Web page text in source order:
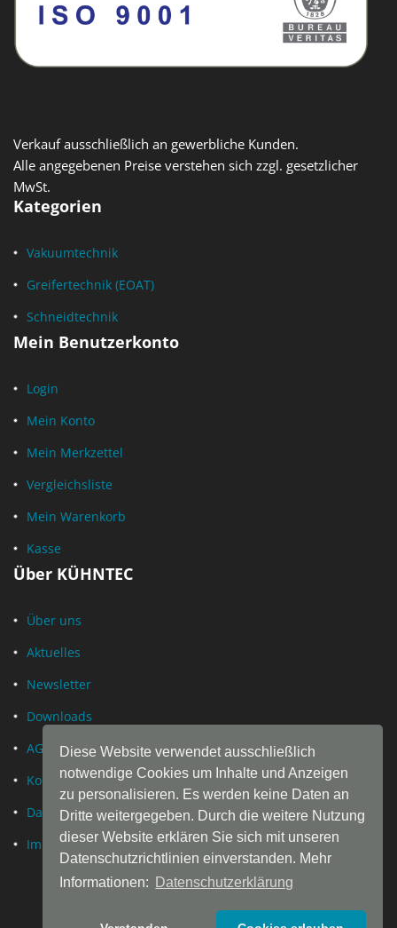
Diese Website verwendet ausschließlich
notwendige Cookies um Inhalte und Anzeigen
zu personalisieren. Es werden keine Daten an
Dritte weitergegeben. Durch die weitere Nutzung
dieser Website erklären Sie sich mit unseren
Datenschutzrichtlinien einverstanden. Mehr
Informationen:
Datenschutzerklärung
Verkauf ausschließlich an gewerbliche Kunden.
Alle angegebenen Preise verstehen sich zzgl. gesetzlicher
MwSt.
Kategorien
Vakuumtechnik
Greifertechnik (EOAT)
Schneidtechnik
Mein Benutzerkonto
Login
Mein Konto
Mein Merkzettel
Vergleichsliste
Mein Warenkorb
Kasse
Über KÜHNTEC
Über uns
Aktuelles
Newsletter
Downloads
AGB
Kontakt
Datenschutz
Impressum